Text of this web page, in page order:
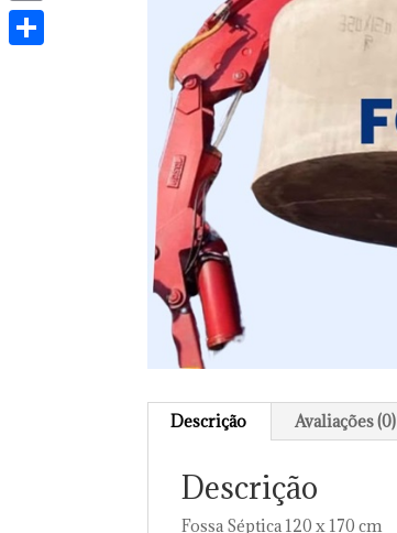
Descrição Avaliações (0)
Descrição
Fossa Séptica 120 x 170 cm
Copy